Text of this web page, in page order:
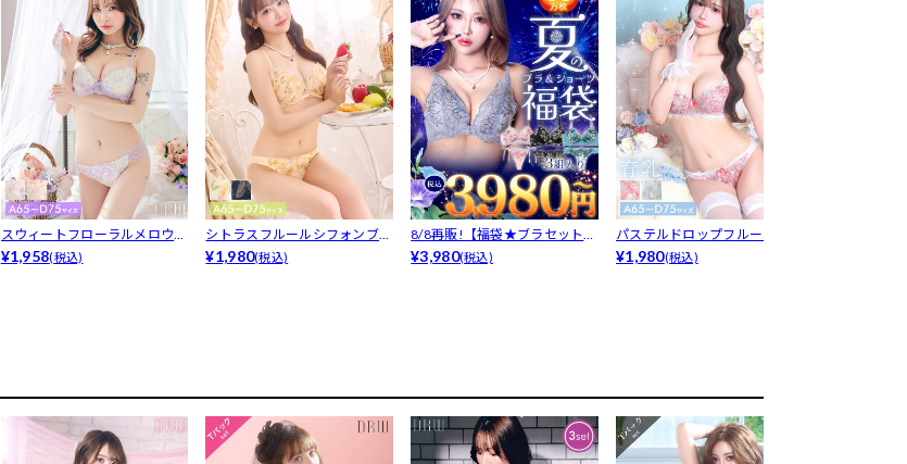
スウィートフローラルメロウブ
ラジャー＆...
¥1,958(税込)
シトラスフルールシフォンブラ
ジャー&a...
¥1,980(税込)
8/8再販!【福袋★ブラセット3
点入】...
¥3,980(税込)
パステルドロップフルール育乳
脇高ブラジ...
¥1,980(税込)